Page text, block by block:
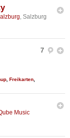
, Salzburg
7
, Freikarten,
Music